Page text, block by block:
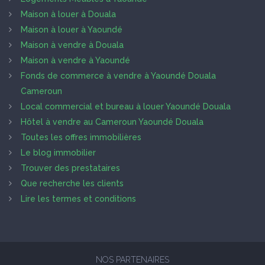
Maison à louer à Douala
Maison à louer à Yaoundé
Maison à vendre à Douala
Maison à vendre à Yaoundé
Fonds de commerce à vendre à Yaoundé Douala
Cameroun
Local commercial et bureau à louer Yaoundé Douala
Hôtel à vendre au Cameroun Yaoundé Douala
Toutes les offres immobilières
Le blog immobilier
Trouver des prestataires
Que recherche les clients
Lire les termes et conditions
NOS PARTENAIRES